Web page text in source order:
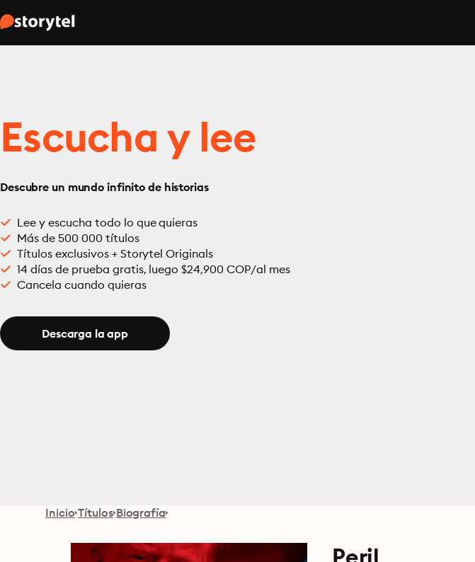
Escucha y lee
Descubre un mundo infinito de historias
Lee y escucha todo lo que quieras
Más de 500 000 títulos
Títulos exclusivos + Storytel Originals
14 días de prueba gratis, luego $24,900 COP/al mes
Cancela cuando quieras
Descarga la app
Inicio Títulos Biografía